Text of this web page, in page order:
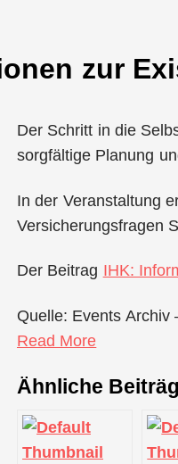
zur
Der Schritt in die
sorgfältige Planung
In der Veranstaltung
Versicherungsfragen
Der Beitrag IHK:
Quelle: Events Archiv
Read More
Ähnliche